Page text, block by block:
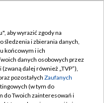
aby wyrazić zgody na
śledzenia i zbierania danych,
końcowym i ich
danych osobowych przez
dalej również „TVP”),
pozostałych Zaufanych
(w tym do
do Twoich zainteresowań i